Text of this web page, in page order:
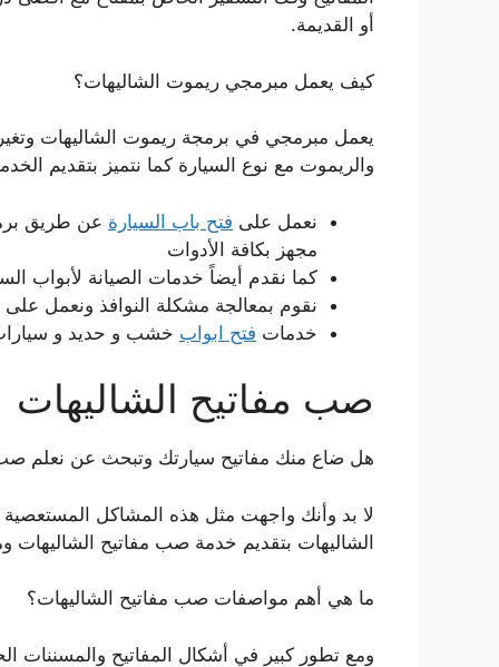
أو القديمة.
كيف يعمل مبرمجي ريموت الشاليهات؟
يعمل مبرمجي في برمجة ريموت الشاليهات
والريموت مع نوع السيارة كما نتميز بتقديم
نعمل على فتح باب السيارة عن طريق
مجهز بكافة الأدوات
كما نقدم أيضاً خدمات الصيانة لأبواب
نقوم بمعالجة مشكلة النوافذ ونعمل على
خدمات فتح ابواب خشب و حديد و
صب مفاتيح الشاليهات
هل ضاع منك مفاتيح سيارتك وتبحث عن نعلم
لا بد وأنك واجهت مثل هذه المشاكل
الشاليهات بتقديم خدمة صب مفاتيح الشاليهات
ما هي أهم مواصفات صب مفاتيح الشاليهات؟
ومع تطور كبير في أشكال المفاتيح والمسننات